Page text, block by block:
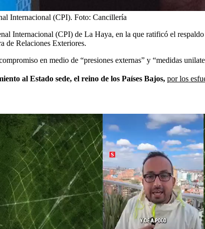
Internacional (CPI). Foto: Cancillería
Internacional (CPI) de La Haya, en la que ratificó el
de Relaciones Exteriores.
en medio de “presiones externas” y “medidas
al Estado sede, el reino de los Países Bajos, por los